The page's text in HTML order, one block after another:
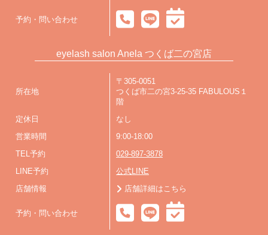
予約・問い合わせ
eyelash salon Anela つくば二の宮店
所在地
〒305-0051
つくば市二の宮3-25-35 FABULOUS１
階
定休日 なし
営業時間 9:00-18:00
TEL予約 029-897-3878
LINE予約 公式LINE
店舗情報 店舗詳細はこちら
予約・問い合わせ